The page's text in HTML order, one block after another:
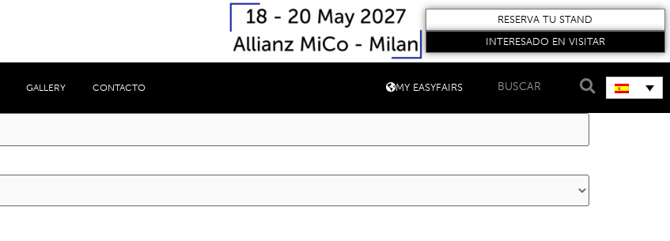
RESERVA TU STAND
INTERESADO EN VISITAR
GALLERY CONTACTO MY EASYFAIRS